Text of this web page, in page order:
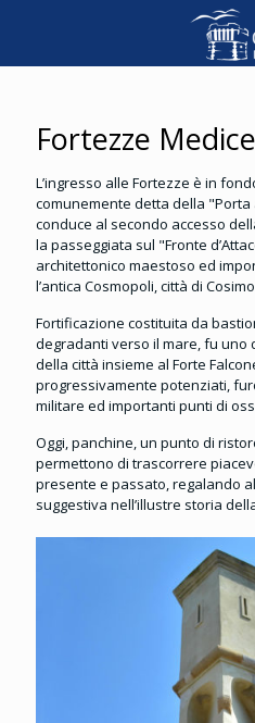
Fortezze
L’ingresso alle Fortezze è in
comunemente detta della
conduce al secondo accesso
la passeggiata sul "Fronte
architettonico maestoso ed
l’antica Cosmopoli, città di
Fortificazione costituita da
degradanti verso il mare, fu uno
della città insieme al Forte
progressivamente potenziati,
militare ed importanti punti di
Oggi, panchine, un punto di
permettono di trascorrere
presente e passato, regalando
suggestiva nell’illustre storia